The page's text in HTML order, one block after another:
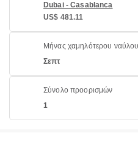
Dubai - Casablanca
US$ 481.11
Μήνας χαμηλότερου ναύλου
Σεπτ
Σύνολο προορισμών
1